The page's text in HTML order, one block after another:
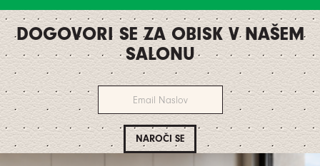
DOGOVORI SE ZA OBISK V NAŠEM
SALONU